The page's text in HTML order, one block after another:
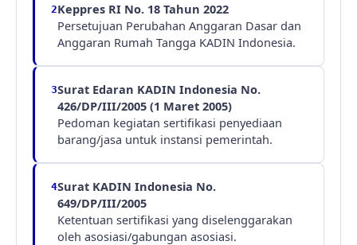
2Keppres RI No. 18 Tahun 2022
Persetujuan Perubahan Anggaran Dasar dan
Anggaran Rumah Tangga KADIN Indonesia.
3Surat Edaran KADIN Indonesia No.
426/DP/III/2005 (1 Maret 2005)
Pedoman kegiatan sertifikasi penyediaan
barang/jasa untuk instansi pemerintah.
4Surat KADIN Indonesia No.
649/DP/III/2005
Ketentuan sertifikasi yang diselenggarakan
oleh asosiasi/gabungan asosiasi.